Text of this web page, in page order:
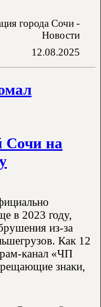
города Сочи -
Новости
12.08.2025
Сочи на
в 2023 году,
из-за
Как 12
канал «ЧП
знаки,